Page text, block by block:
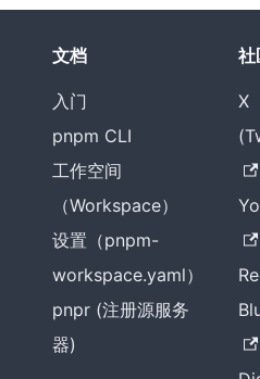
文档
入门
pnpm CLI
工作空间
（Workspace）
设置（pnpm-
workspace.yaml）
pnpr (注册源服务
器)
社
X